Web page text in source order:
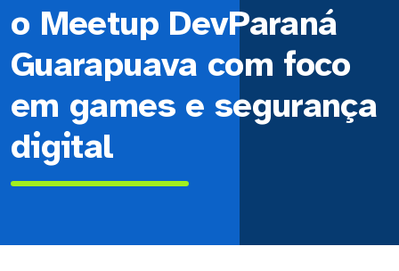
o Meetup DevParaná
Guarapuava com foco
em games e segurança
digital